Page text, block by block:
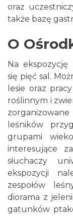
oraz
także bazę
O
Na ekspozycję
się pięć sal.
lesie oraz
roślinnym i
leśników
grupami
interesujące
słuchaczy
ekspozycji
zespołów
diorama z
gatunków